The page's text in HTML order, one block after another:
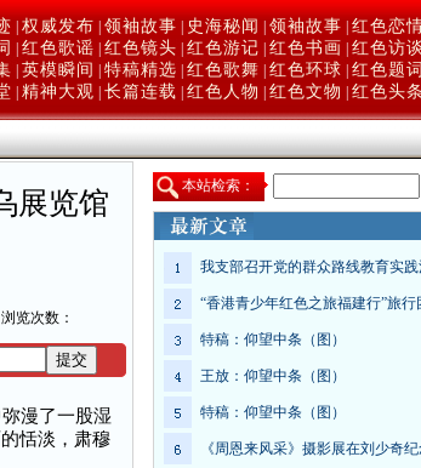
权威发布 领袖故事 史海秘闻 领袖故事 红色恋
红色歌谣 红色镜头 红色游记 红色书画
红色访谈
英模瞬间 特稿精选 红色歌舞 红色环球 红色题词
精神大观 长篇连载 红色人物 红色文物 红色头条
展览馆
浏览次数：
漫了一股湿
恬淡，肃穆
本站检索：
我支部召开党的群众路线教育实
“香港青少年红色之旅福建行”旅
特稿：仰望中条（图）
王放：仰望中条（图）
特稿：仰望中条（图）
《周恩来风采》摄影展在刘少奇